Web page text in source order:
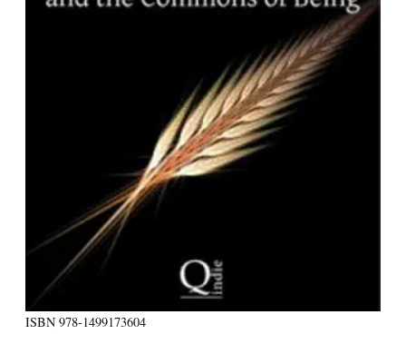
ISBN 978-1499173604